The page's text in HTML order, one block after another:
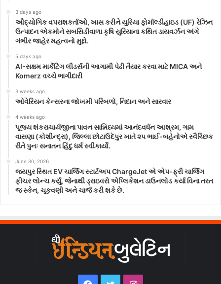
3 days ago
ઔદ્યોગિક વપરાશકર્તાઓ, ખાસ કરીને યુરિયા ફોર્માલ્ડીહાઇડ (UF) રેઝિન
ઉત્પાદન એકમોને સબસિડીવાળા કૃષિ યુરિયાના કથિત ડાયવર્ઝન અંગે
ગંભીર જાહેર મહત્વનો મુદ્દો.
5 days ago
AI-સક્ષમ માર્કેટિંગ લીડર્સની આગામી પેઢી તૈયાર કરવા માટે MICA અને
Komerz વચ્ચે ભાગીદારી
3 weeks ago
ઓવેરિયન કેન્સરના જોખમી પરિબળો, નિદાન અને સારવાર
4 weeks ago
પૂજ્ય શંકરાચાર્યજીના પાવન સાન્નિધ્યમાં આનંદવર્ધન આશ્રમ, ગામ
વાસણા (કોશીન્દ્રા), જિલ્લા છોટાઉદેપુર ખાતે ૨૫ ભાઈ-બહેનોએ સ્વૈચ્છિક
રીતે પુનઃ સનાતન હિંદુ ધર્મ સ્વીકાર્યો.
June 30, 2026
જયપુર સ્થિત EV ચાર્જિંગ સ્ટાર્ટઅપ ChargeJet એ એપ-ફ્રી ચાર્જિંગ
ફીચર લોન્ચ કર્યું, જેનાથી ડ્રાઇવરો એપ્લિકેશન ડાઉનલોડ કર્યા વિના તરત
જ સ્કેન, ચૂકવણી અને ચાર્જ કરી શકે છે.